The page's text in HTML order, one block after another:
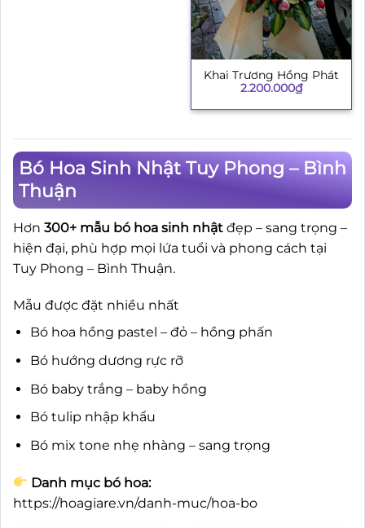
Khai Trương Hồng Phát
2.200.000₫
Bó Hoa Sinh Nhật Tuy Phong – Bình
Thuận
Hơn 300+ mẫu bó hoa sinh nhật đẹp – sang trọng –
hiện đại, phù hợp mọi lứa tuổi và phong cách tại
Tuy Phong – Bình Thuận.
Mẫu được đặt nhiều nhất
Bó hoa hồng pastel – đỏ – hồng phấn
Bó hướng dương rực rỡ
Bó baby trắng – baby hồng
Bó tulip nhập khẩu
Bó mix tone nhẹ nhàng – sang trọng
Danh mục bó hoa:
https://hoagiare.vn/danh-muc/hoa-bo